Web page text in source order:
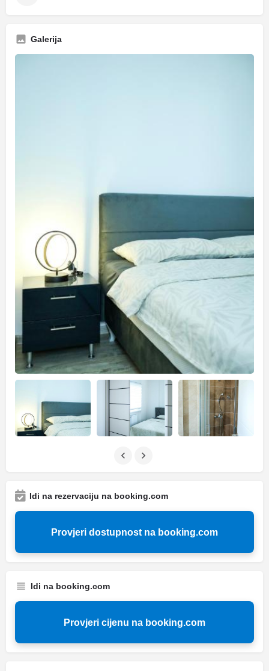
Galerija
Idi na rezervaciju na booking.com
Provjeri dostupnost na booking.com
Idi na booking.com
Provjeri cijenu na booking.com